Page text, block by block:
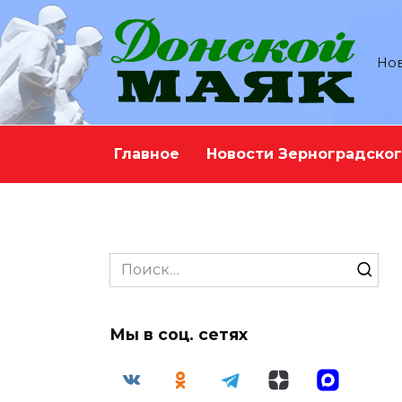
Перейти
к
содержанию
Главное Новости
Search
for:
Мы в соц. сетях